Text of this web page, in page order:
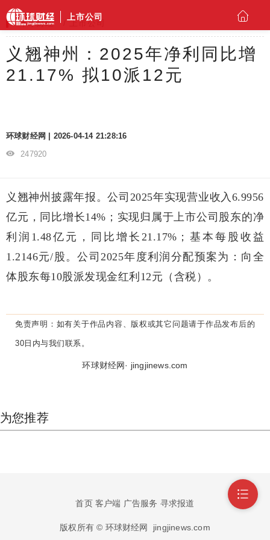
上市公司
环球财经 上市公司
义翘神州：2025年净利同比增
21.17% 拟10派12元
环球财经网 | 2026-04-14 21:28:16
247920
义翘神州披露年报。公司2025年实现营业收入6.9956
亿元，同比增长14%；实现归属于上市公司股东的净
利润1.48亿元，同比增长21.17%；基本每股收益
1.2146元/股。公司2025年度利润分配预案为：向全
体股东每10股派发现金红利12元（含税）。
免责声明： 如有关于作品内容、版权或其它问题请于作品发布后的
30日内与我们联系。
环球财经网· jingjinews.com
为您推荐
首页 客户端 广告服务 寻求报道
版权所有 © 环球财经网 jingjinews.com